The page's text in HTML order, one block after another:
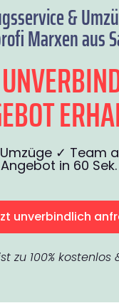
&
Marxen aus
✓ Team
Angebot in 60
unverbindlich
zu 100%